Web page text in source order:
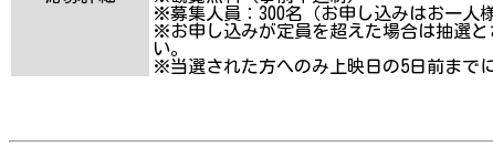
※募集人員：300名（お申し込みはお一人
※お申し込みが定員を超えた場合は抽選
い。
※当選された方へのみ上映日の5日前まで